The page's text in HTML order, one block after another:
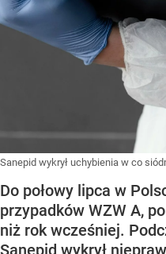
Sanepid wykrył uchybienia w co
Do połowy lipca w
przypadków WZW A,
niż rok wcześniej.
Sanepid wykrył